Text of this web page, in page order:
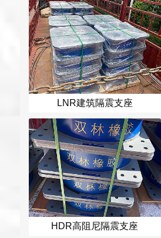
LNR建筑隔震支座
HDR高阻尼隔震支座